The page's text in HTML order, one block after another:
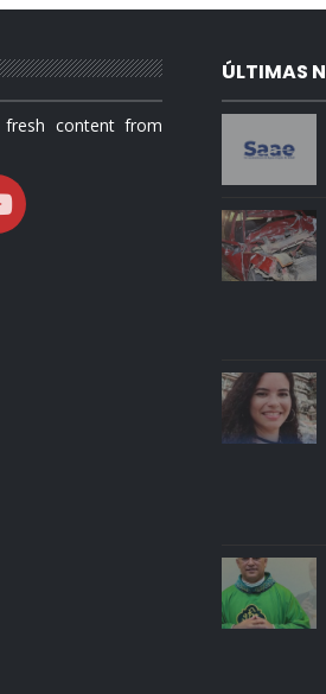
fresh content from
ÚLTIMAS